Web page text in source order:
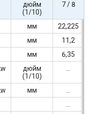
дюйм
(1/10)
7 / 8
мм
22,225
мм
11,2
мм
6,35
дюйм
(1/10)
...
мм
...
...